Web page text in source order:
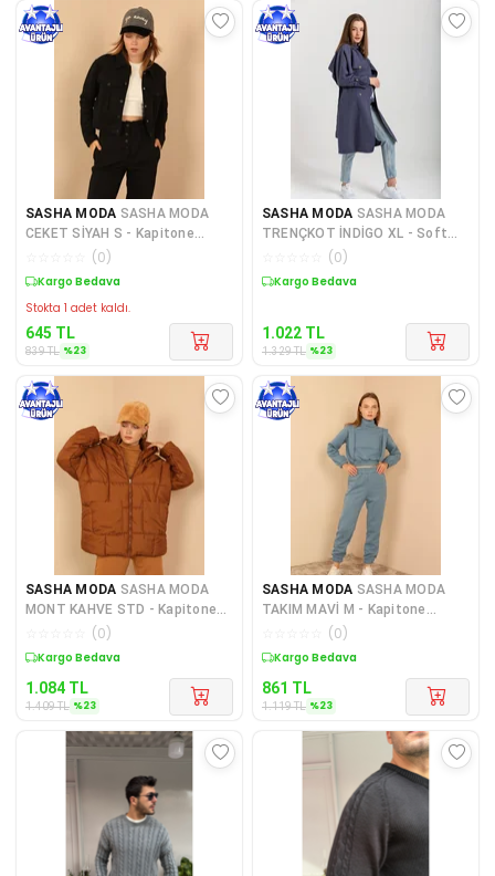
SASHA MODA SASHA MODA
CEKET SİYAH S - Kapitone
Kumaş Gömlek Yaka Tam Kalıp
(0)
Sepette %23 İndirim
Stokta 1 adet kaldı.
645 TL
839TL %23
SASHA MODA SASHA MODA
TRENÇKOT İNDİGO XL - Soft
Kumaş Uzun Kol Gömlek Yaka K
(0)
Sepette %23 İndirim
1.022 TL
1.329TL %23
SASHA MODA SASHA MODA
MONT KAHVE STD - Kapitone
Kumaş Fermuarlı Yaka Kısa Bo
(0)
Sepette %23 İndirim
1.084 TL
1.409TL %23
SASHA MODA SASHA MODA
TAKIM MAVİ M - Kapitone
Kumaş Boğazlı Yaka Omuz
(0)
Sepette %23 İndirim
861 TL
1.119TL %23